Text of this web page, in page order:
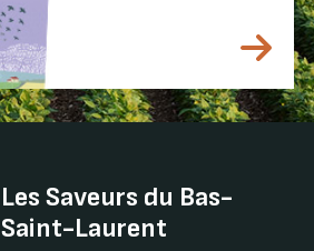
Les Saveurs du Bas-
Saint-Laurent